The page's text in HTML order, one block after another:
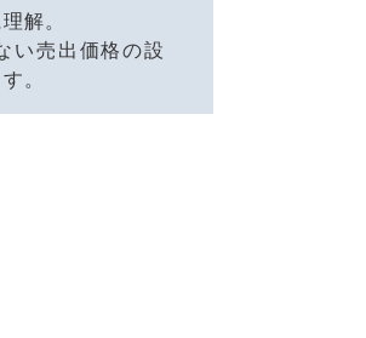
解。
い売出価格の設
。